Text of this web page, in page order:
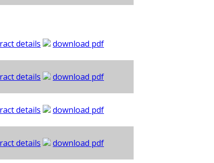
details
download pdf
details
download pdf
details
download pdf
details
download pdf